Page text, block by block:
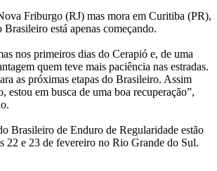
Friburgo (RJ) mas mora em Curitiba (PR),
Brasileiro está apenas começando.
nos primeiros dias do Cerapió e, de uma
quem teve mais paciência nas estradas.
as próximas etapas do Brasileiro. Assim
estou em busca de uma boa recuperação”,
Brasileiro de Enduro de Regularidade estão
22 e 23 de fevereiro no Rio Grande do Sul.